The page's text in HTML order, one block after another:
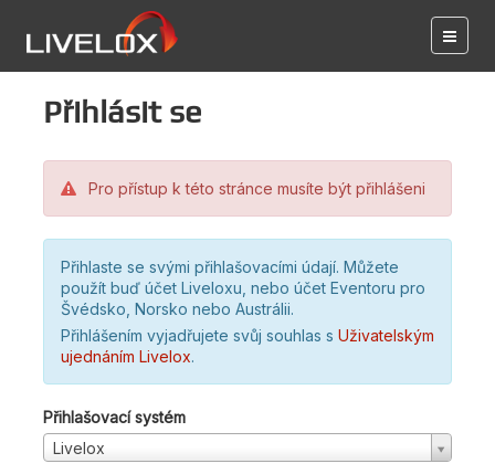
Přihlásit se
Pro přístup k této stránce musíte být přihlášeni
Přihlaste se svými přihlašovacími údají. Můžete
použít buď účet Liveloxu, nebo účet Eventoru pro
Švédsko, Norsko nebo Austrálii.
Přihlášením vyjadřujete svůj souhlas s Uživatelským
ujednáním Livelox.
Přihlašovací systém
Livelox